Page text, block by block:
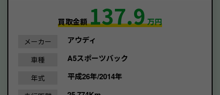
買取金額137.9万円
メーカー アウディ
車種 A5スポーツバック
年式 平成26年/2014年